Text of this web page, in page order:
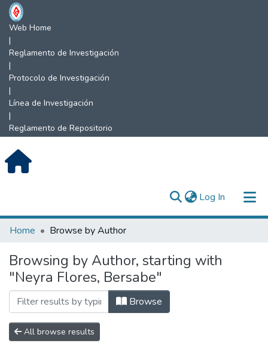
Web Home
|
Reglamento de Investigación
|
Protocolo de Investigación
|
Línea de Investigación
|
Reglamento de Repositorio
Log In (current)
Communities & Collections
All of DSpace
Home Browse by Author
Browsing by Author, starting with
"Neyra Flores, Bersabe"
Browse
All browse results